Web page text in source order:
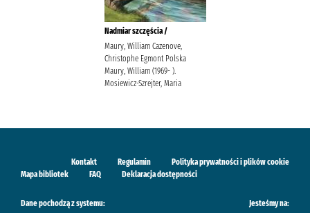
Nadmiar szczęścia /
Maury, William Cazenove,
Christophe Egmont Polska
Maury, William (1969- ).
Mosiewicz-Szrejter, Maria
Kontakt Regulamin
Polityka prywatności i plików cookie
Mapa bibliotek
FAQ Deklaracja dostępności
Dane pochodzą z systemu: Jesteśmy na: